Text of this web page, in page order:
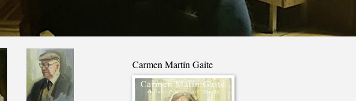
Carmen Martín Gaite